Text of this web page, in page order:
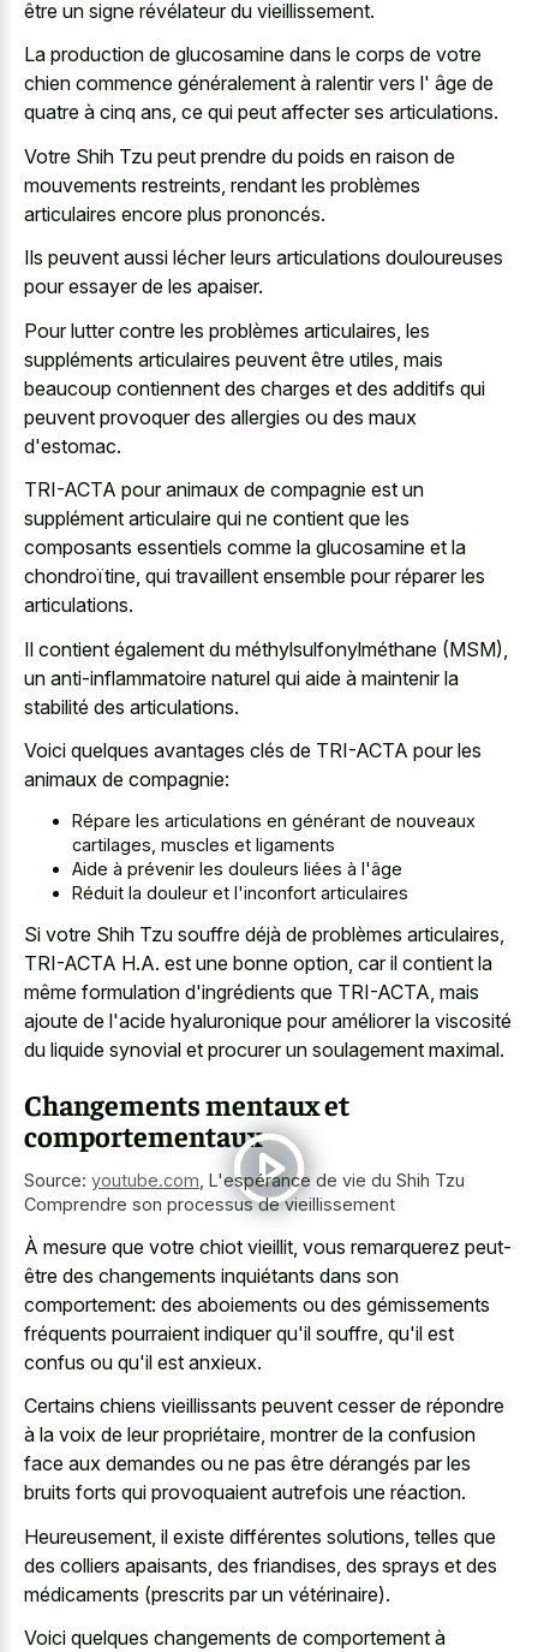
être un signe révélateur du vieillissement.
La production de glucosamine dans le corps de votre
chien commence généralement à ralentir vers l' âge de
quatre à cinq ans, ce qui peut affecter ses articulations.
Votre Shih Tzu peut prendre du poids en raison de
mouvements restreints, rendant les problèmes
articulaires encore plus prononcés.
Ils peuvent aussi lécher leurs articulations douloureuses
pour essayer de les apaiser.
Pour lutter contre les problèmes articulaires, les
suppléments articulaires peuvent être utiles, mais
beaucoup contiennent des charges et des additifs qui
peuvent provoquer des allergies ou des maux
d'estomac.
TRI-ACTA pour animaux de compagnie est un
supplément articulaire qui ne contient que les
composants essentiels comme la glucosamine et la
chondroïtine, qui travaillent ensemble pour réparer les
articulations.
Il contient également du méthylsulfonylméthane (MSM),
un anti-inflammatoire naturel qui aide à maintenir la
stabilité des articulations.
Voici quelques avantages clés de TRI-ACTA pour les
animaux de compagnie:
Répare les articulations en générant de nouveaux
cartilages, muscles et ligaments
Aide à prévenir les douleurs liées à l'âge
Réduit la douleur et l'inconfort articulaires
Si votre Shih Tzu souffre déjà de problèmes articulaires,
TRI-ACTA H.A. est une bonne option, car il contient la
même formulation d'ingrédients que TRI-ACTA, mais
ajoute de l'acide hyaluronique pour améliorer la viscosité
du liquide synovial et procurer un soulagement maximal.
Changements mentaux et
comportementaux
Source: youtube.com L'espérance de vie du Shih Tzu
Comprendre son processus de vieillissement
À mesure que votre chiot vieillit, vous remarquerez peut-
être des changements inquiétants dans son
comportement: des aboiements ou des gémissements
fréquents pourraient indiquer qu'il souffre, qu'il est
confus ou qu'il est anxieux.
Certains chiens vieillissants peuvent cesser de répondre
à la voix de leur propriétaire, montrer de la confusion
face aux demandes ou ne pas être dérangés par les
bruits forts qui provoquaient autrefois une réaction.
Heureusement, il existe différentes solutions, telles que
des colliers apaisants, des friandises, des sprays et des
médicaments (prescrits par un vétérinaire).
Voici quelques changements de comportement à